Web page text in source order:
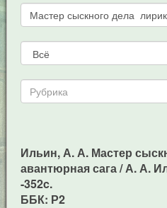
Ильин, А. А. Мастер
авантюрная сага / А. А.
-352c.
ББК: Р2